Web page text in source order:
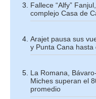
Fallece “Alfy”
complejo Casa de
Arajet pausa sus
y Punta Cana hasta
La Romana,
Miches superan el
promedio